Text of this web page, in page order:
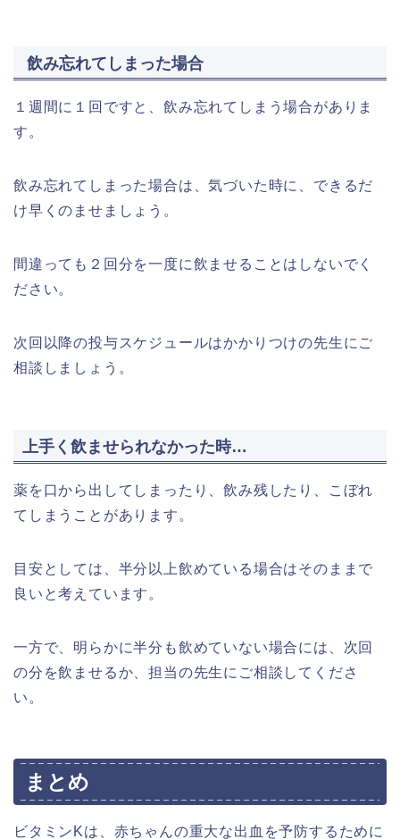
飲み忘れてしまった場合
１週間に１回ですと、飲み忘れてしまう場合がありま
す。
飲み忘れてしまった場合は、気づいた時に、できるだ
け早くのませましょう。
間違っても２回分を一度に飲ませることはしないでく
ださい。
次回以降の投与スケジュールはかかりつけの先生にご
相談しましょう。
上手く飲ませられなかった時…
薬を口から出してしまったり、飲み残したり、こぼれ
てしまうことがあります。
目安としては、半分以上飲めている場合はそのままで
良いと考えています。
一方で、明らかに半分も飲めていない場合には、次回
の分を飲ませるか、担当の先生にご相談してくださ
い。
まとめ
ビタミンKは、赤ちゃんの重大な出血を予防するために